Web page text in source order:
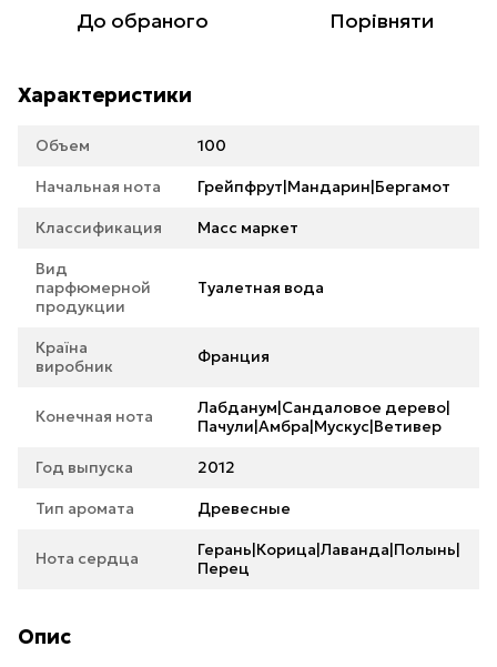
До обраного Порівняти
Характеристики
Объем 100
Начальная нота Грейпфрут|Мандарин|Бергамот
Классификация Масс маркет
Вид
парфюмерной
продукции
Туалетная вода
Країна
виробник
Франция
Конечная нота
Лабданум|Сандаловое дерево|
Пачули|Амбра|Мускус|Ветивер
Год выпуска 2012
Тип аромата Древесные
Нота сердца
Герань|Корица|Лаванда|Полынь|
Перец
Опис